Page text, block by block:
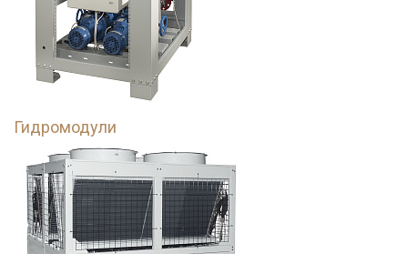
Гидромодули